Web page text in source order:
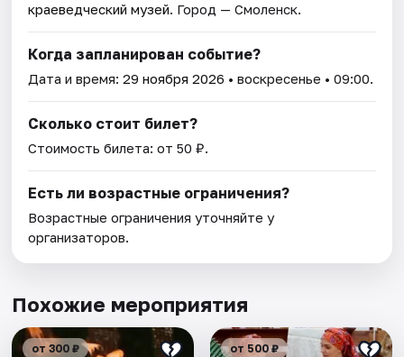
краеведческий музей. Город — Смоленск.
Когда запланирован событие?
Дата и время:29 ноября 2026 • воскресенье • 09:00.
Сколько стоит билет?
Стоимость билета: от 50 ₽.
Есть ли возрастные ограничения?
Возрастные ограничения уточняйте у
организаторов.
Похожие мероприятия
от 300 ₽ от 500 ₽